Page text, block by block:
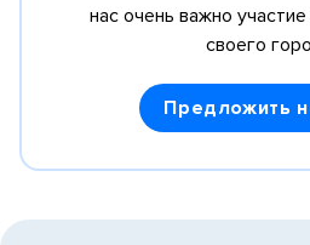
нас очень важно
своего
Предложить